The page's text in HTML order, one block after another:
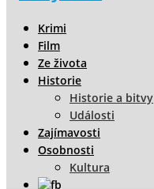
Krimi
Film
Ze života
Historie
Historie a bitvy
Události
Zajímavosti
Osobnosti
Kultura